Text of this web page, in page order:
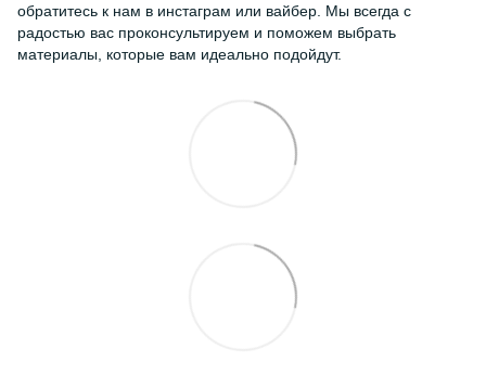
обратитесь к нам в инстаграм или вайбер. Мы всегда с
радостью вас проконсультируем и поможем выбрать
материалы, которые вам идеально подойдут.